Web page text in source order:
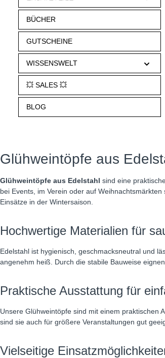
BÜCHER
GUTSCHEINE
WISSENSWELT
💥 SALES 💥
BLOG
Glühweintöpfe aus
Glühweintöpfe aus Edelstahl sind eine
bei Events, im Verein oder auf
Einsätze in der Wintersaison.
Hochwertige Materialien für
Edelstahl ist hygienisch, geschmacksneutral und
angenehm heiß. Durch die stabile Bauweise
Praktische Ausstattung für
Unsere Glühweintöpfe sind mit einem praktischen
sind sie auch für größere Veranstaltungen gut
Vielseitige